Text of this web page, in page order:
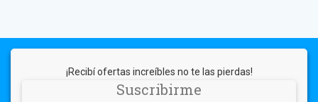
¡Recibí ofertas increíbles no te las pierdas!
Suscribirme